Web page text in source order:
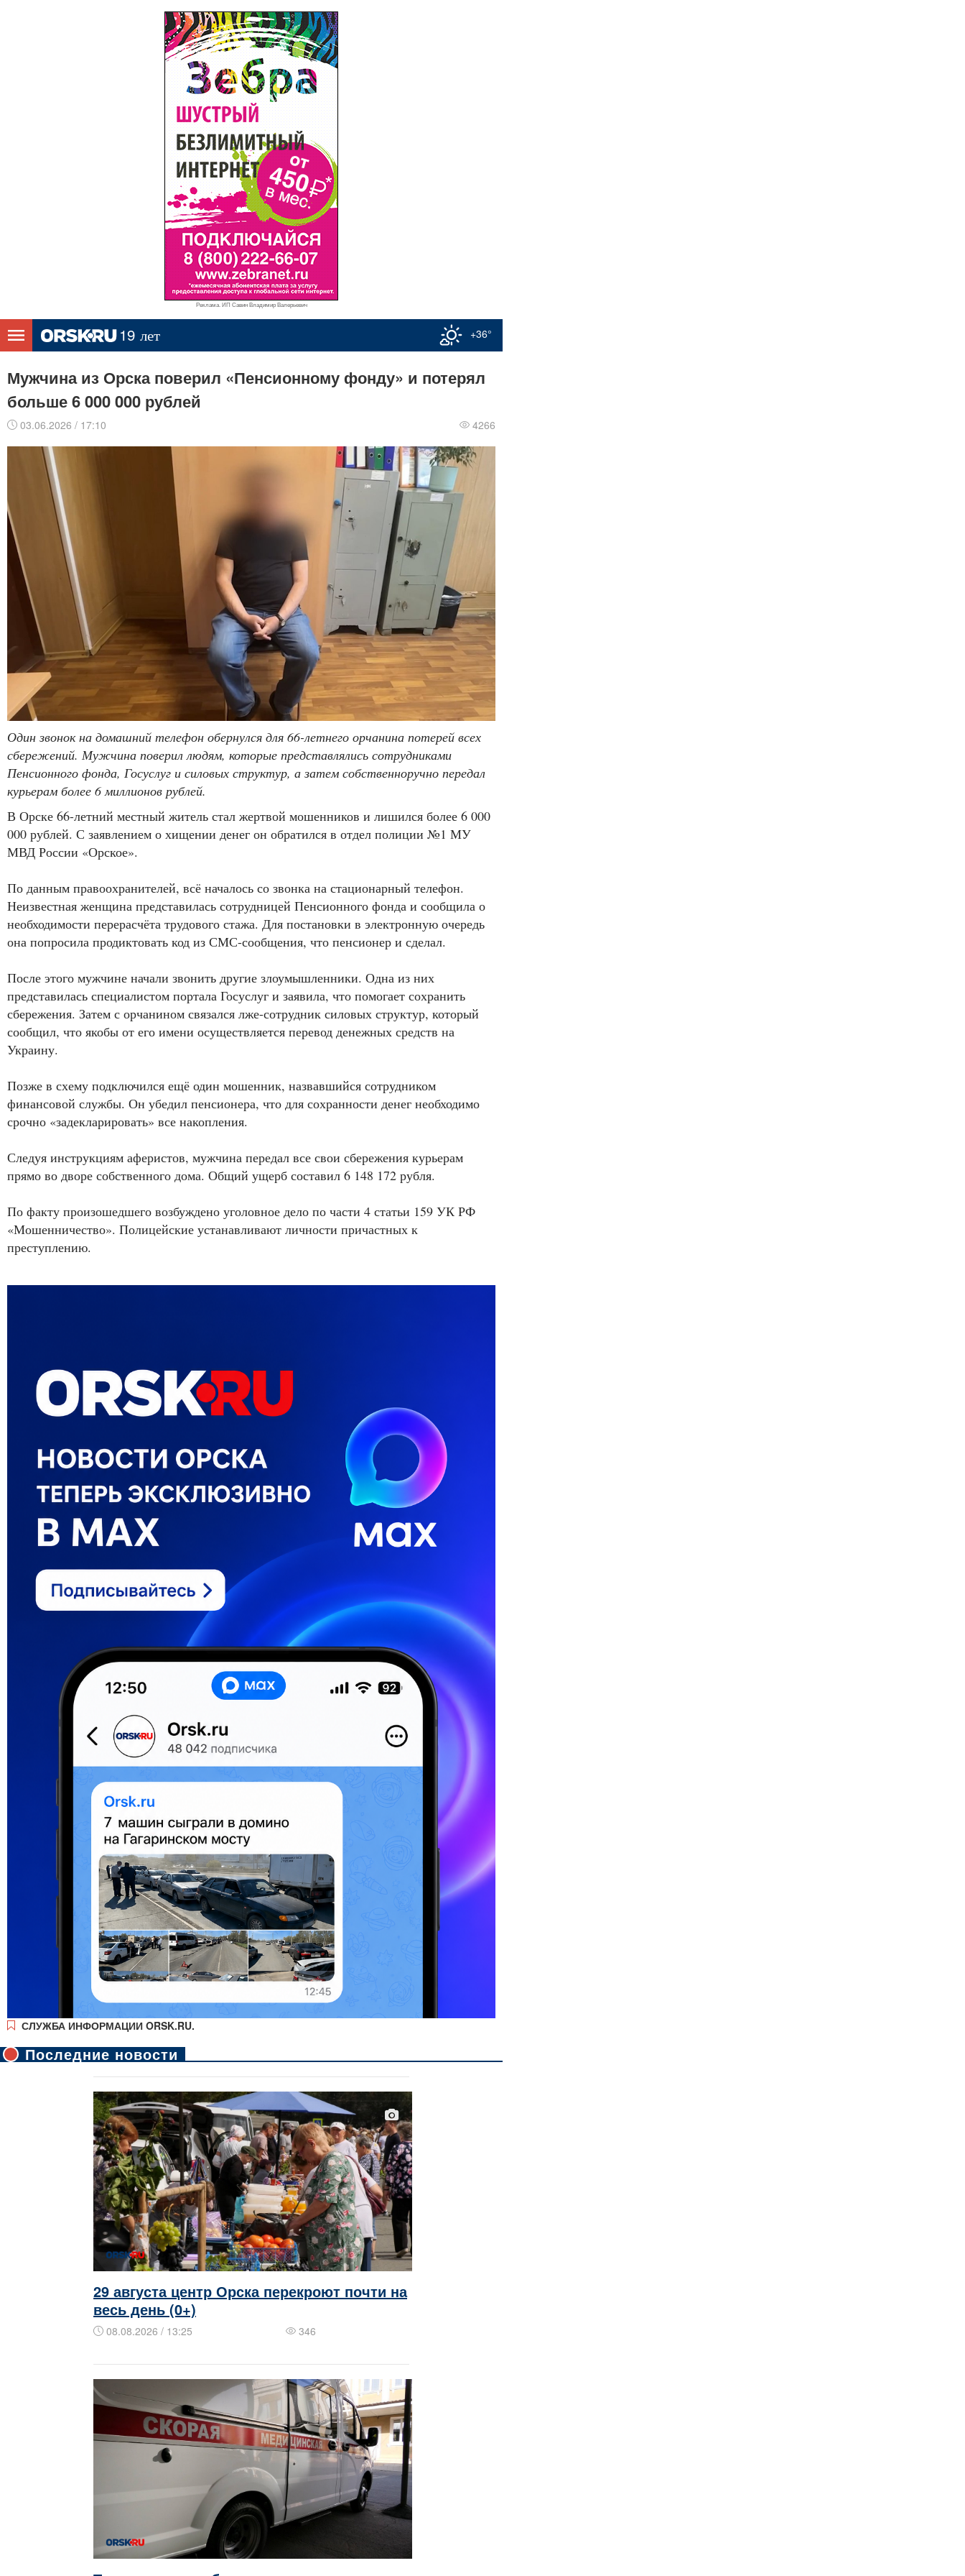
Реклама. ИП Савин Владимир Валерьевич
+36°
Мужчина из Орска поверил «Пенсионному фонду» и потерял
больше 6 000 000 рублей
03.06.2026 / 17:10 4266
Один звонок на домашний телефон обернулся для 66-летнего орчанина потерей всех
сбережений. Мужчина поверил людям, которые представлялись сотрудниками
Пенсионного фонда, Госуслуг и силовых структур, а затем собственноручно передал
курьерам более 6 миллионов рублей.
В Орске 66-летний местный житель стал жертвой мошенников и лишился более 6 000
000 рублей. С заявлением о хищении денег он обратился в отдел полиции №1 МУ
МВД России «Орское».
По данным правоохранителей, всё началось со звонка на стационарный телефон.
Неизвестная женщина представилась сотрудницей Пенсионного фонда и сообщила о
необходимости перерасчёта трудового стажа. Для постановки в электронную очередь
она попросила продиктовать код из СМС-сообщения, что пенсионер и сделал.
После этого мужчине начали звонить другие злоумышленники. Одна из них
представилась специалистом портала Госуслуг и заявила, что помогает сохранить
сбережения. Затем с орчанином связался лже-сотрудник силовых структур, который
сообщил, что якобы от его имени осуществляется перевод денежных средств на
Украину.
Позже в схему подключился ещё один мошенник, назвавшийся сотрудником
финансовой службы. Он убедил пенсионера, что для сохранности денег необходимо
срочно «задекларировать» все накопления.
Следуя инструкциям аферистов, мужчина передал все свои сбережения курьерам
прямо во дворе собственного дома. Общий ущерб составил 6 148 172 рубля.
По факту произошедшего возбуждено уголовное дело по части 4 статьи 159 УК РФ
«Мошенничество». Полицейские устанавливают личности причастных к
преступлению.
СЛУЖБА ИНФОРМАЦИИ ORSK.RU.
Последние новости
29 августа центр Орска перекроют почти на
весь день (0+)
08.08.2026 / 13:25 346